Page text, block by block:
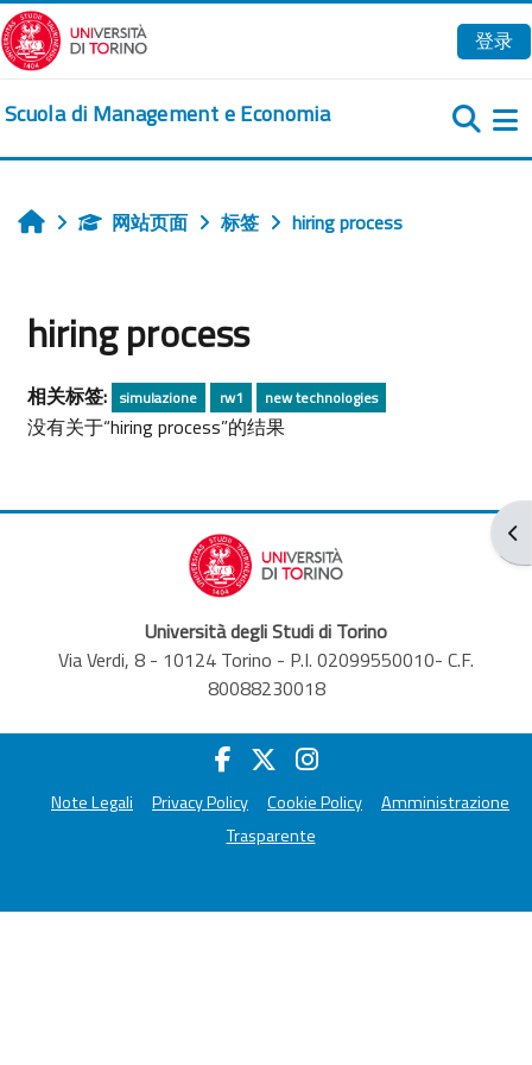
跳到主要内容
登录
Scuola di Management e Economia
打
首页 网站页面 标签 hiring process
hiring process
相关标签: simulazione rw1 new technologies
没有关于“hiring process”的结果
Università degli Studi di Torino
Via Verdi, 8 - 10124 Torino - P.I. 02099550010- C.F.
80088230018
Note Legali Privacy Policy Cookie Policy
Amministrazione
Trasparente